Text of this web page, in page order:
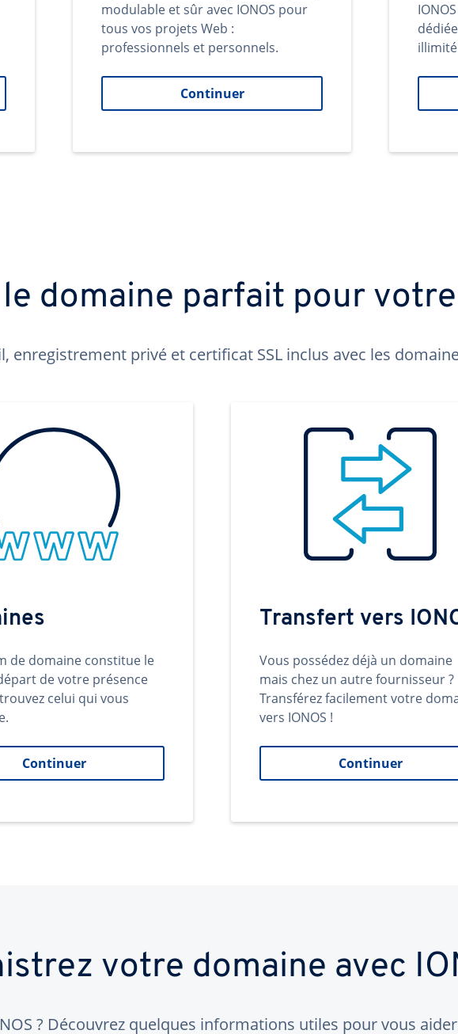
modulable et sûr avec IONOS pour
tous vos projets Web :
professionnels et personnels.
Continuer
le domaine parfait pour
enregistrement privé et certificat SSL inclus avec les
de domaine constitue le
de votre présence
celui qui vous
Continuer
Transfert vers
Vous possédez déjà un domaine
mais chez un autre fournisseur ?
Transférez facilement votre
vers IONOS !
Continuer
votre domaine avec
? Découvrez quelques informations utiles pour vous